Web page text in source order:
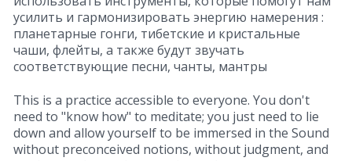
усилить и гармонизировать энергию намерения :
планетарные гонги, тибетские и кристальные
чаши, флейты, а также будут звучать
соответствующие песни, чанты, мантры
This is a practice accessible to everyone. You don't
need to "know how" to meditate; you just need to lie
down and allow yourself to be immersed in the Sound
without preconceived notions, without judgment, and